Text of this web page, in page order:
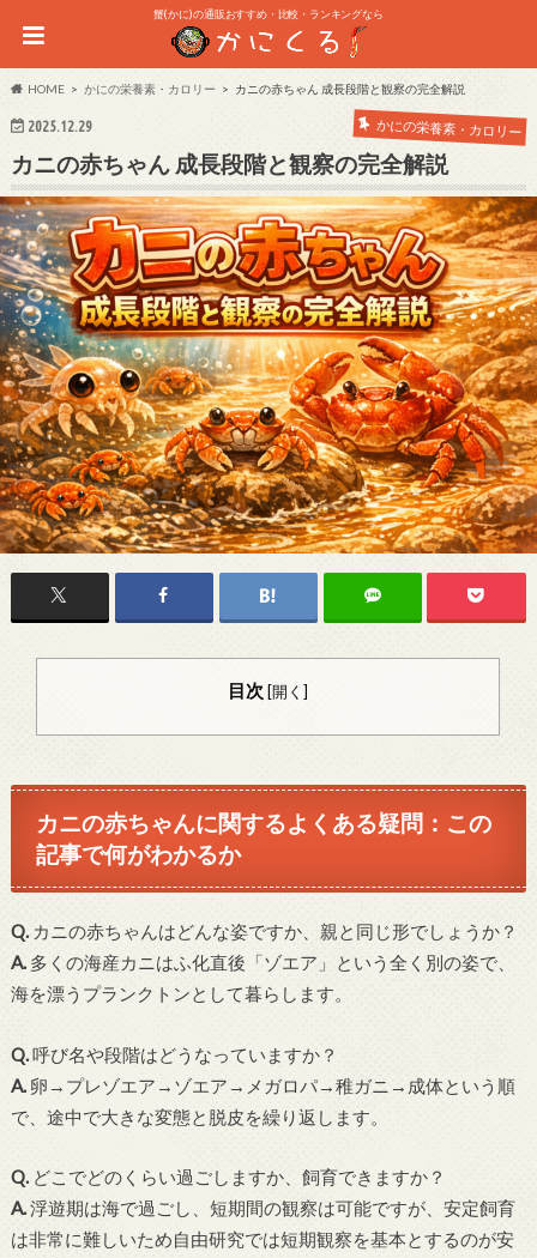
蟹(かに)の通販おすすめ・比較・ランキングなら
HOME かにの栄養素・カロリー カニの赤ちゃん 成長段階と観察の完全解説
2025.12.29 かにの栄養素・カロリー
カニの赤ちゃん 成長段階と観察の完全解説
目次 [開く]
カニの赤ちゃんに関するよくある疑問：この
記事で何がわかるか
Q.カニの赤ちゃんはどんな姿ですか、親と同じ形でしょうか？
A.多くの海産カニはふ化直後「ゾエア」という全く別の姿で、
海を漂うプランクトンとして暮らします。
Q.呼び名や段階はどうなっていますか？
A.卵→プレゾエア→ゾエア→メガロパ→稚ガニ→成体という順
で、途中で大きな変態と脱皮を繰り返します。
Q.どこでどのくらい過ごしますか、飼育できますか？
A.浮遊期は海で過ごし、短期間の観察は可能ですが、安定飼育
は非常に難しいため自由研究では短期観察を基本とするのが安